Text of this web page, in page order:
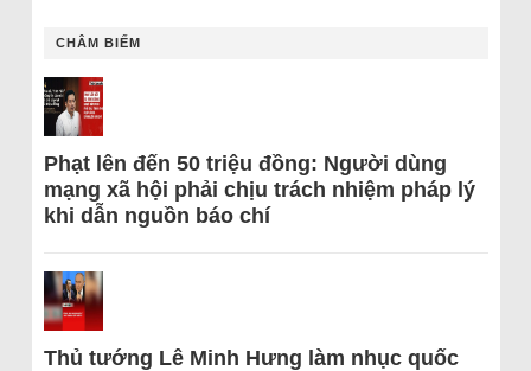
CHÂM BIẾM
Phạt lên đến 50 triệu đồng: Người dùng
mạng xã hội phải chịu trách nhiệm pháp lý
khi dẫn nguồn báo chí
Thủ tướng Lê Minh Hưng làm nhục quốc